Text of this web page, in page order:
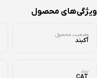
ویژگی‌های محصول
وضعیت محصول
آکبند
برند